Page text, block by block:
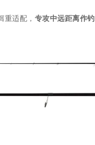
重适配， 专攻中远距离作钓